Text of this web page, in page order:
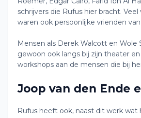
schrijvers die Rufus hier bracht. Veel
waren ook persoonlijke vrienden
Mensen als Derek Walcott en Wole
gewoon ook langs bij zijn theater
workshops aan de mensen die bij
Joop van den Ende
Rufus heeft ook, naast dit werk wat